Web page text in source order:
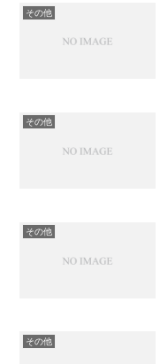
その他
その他
その他
その他